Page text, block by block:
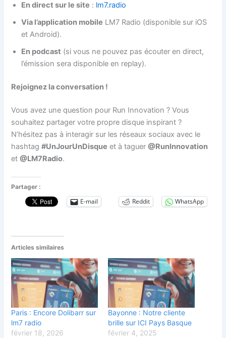
En direct sur le site : lm7.radio
Via l’application mobile LM7 Radio (disponible sur iOS
et Android).
En podcast (si vous ne pouvez pas écouter en direct,
l’émission sera disponible en replay).
Rejoignez la conversation !
Vous avez une question pour Run Innovation ? Vous
souhaitez partager votre propre disque inspirant ?
N’hésitez pas à interagir sur les réseaux sociaux avec le
hashtag#UnJourUnDisque et à taguer@RunInnovation
et@LM7Radio.
Partager :
E-mail Reddit WhatsApp
Articles similaires
Paris : Encore Dolibarr sur
lm7 radio
février 18, 2026
Bayonne : Notre cliente
brille sur ICI Pays Basque
février 4, 2025